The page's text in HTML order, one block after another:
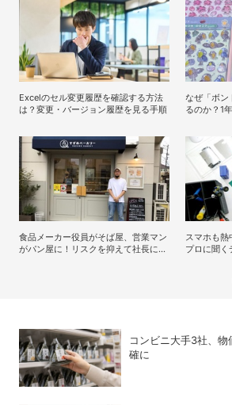
Excelのセル変更履歴を確認する方法
は？変更・バージョン履歴を見る手順
なぜ「ボン
るのか？1
食品メーカー役員がそば屋、営業マン
がパン屋に！リスクを抑えて社長にな
スマホも熱
プロに聞く
コンビニ大手3社、
確に